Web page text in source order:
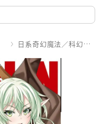
日系奇幻魔法／科幻冒險